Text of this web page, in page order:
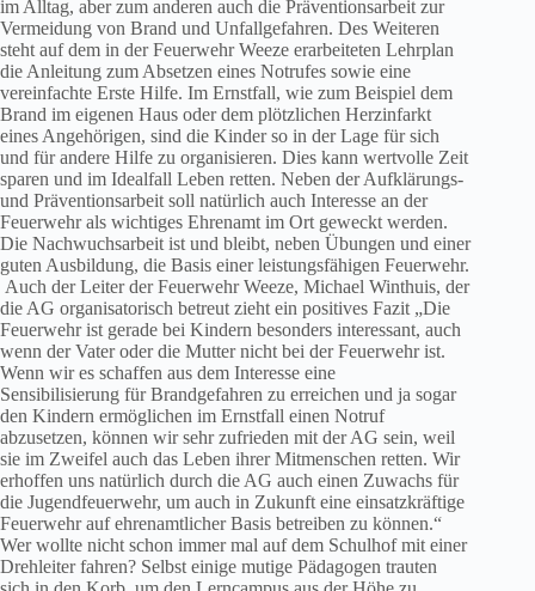
im Alltag, aber zum anderen auch die Präventionsarbeit zur
Vermeidung von Brand und Unfallgefahren. Des Weiteren
steht auf dem in der Feuerwehr Weeze erarbeiteten Lehrplan
die Anleitung zum Absetzen eines Notrufes sowie eine
vereinfachte Erste Hilfe. Im Ernstfall, wie zum Beispiel dem
Brand im eigenen Haus oder dem plötzlichen Herzinfarkt
eines Angehörigen, sind die Kinder so in der Lage für sich
und für andere Hilfe zu organisieren. Dies kann wertvolle Zeit
sparen und im Idealfall Leben retten. Neben der Aufklärungs-
und Präventionsarbeit soll natürlich auch Interesse an der
Feuerwehr als wichtiges Ehrenamt im Ort geweckt werden.
Die Nachwuchsarbeit ist und bleibt, neben Übungen und einer
guten Ausbildung, die Basis einer leistungsfähigen Feuerwehr.
Auch der Leiter der Feuerwehr Weeze, Michael Winthuis, der
die AG organisatorisch betreut zieht ein positives Fazit „Die
Feuerwehr ist gerade bei Kindern besonders interessant, auch
wenn der Vater oder die Mutter nicht bei der Feuerwehr ist.
Wenn wir es schaffen aus dem Interesse eine
Sensibilisierung für Brandgefahren zu erreichen und ja sogar
den Kindern ermöglichen im Ernstfall einen Notruf
abzusetzen, können wir sehr zufrieden mit der AG sein, weil
sie im Zweifel auch das Leben ihrer Mitmenschen retten. Wir
erhoffen uns natürlich durch die AG auch einen Zuwachs für
die Jugendfeuerwehr, um auch in Zukunft eine einsatzkräftige
Feuerwehr auf ehrenamtlicher Basis betreiben zu können.“
Wer wollte nicht schon immer mal auf dem Schulhof mit einer
Drehleiter fahren? Selbst einige mutige Pädagogen trauten